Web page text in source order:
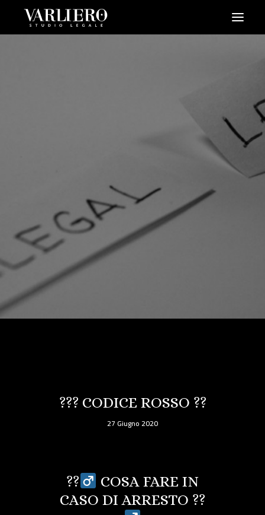
PRENDI UN APPUNTAMENTO
??‍? CODICE ROSSO ??
27 Giugno 2020
??‍
COSA FARE IN
CASO DI ARRESTO ??‍